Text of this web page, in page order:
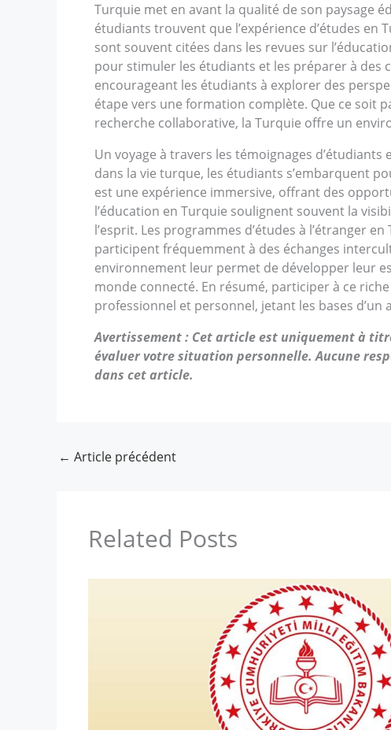
Turquie met en avant la qualité de son paysage
étudiants trouvent que l’expérience d’études
sont souvent citées dans les revues sur
pour stimuler les étudiants et les préparer à des
encourageant les étudiants à explorer des
étape vers une formation complète. Que ce soit
recherche collaborative, la Turquie offre un
Un voyage à travers les témoignages
dans la vie turque, les étudiants s’embarquent
est une expérience immersive, offrant des
l’éducation en Turquie soulignent souvent la
l’esprit. Les programmes d’études à l’étranger
participent fréquemment à des échanges
environnement leur permet de développer leur
monde connecté. En résumé, participer à ce
professionnel et personnel, jetant les bases d’un
Avertissement : Cet article est uniquement à
évaluer votre situation personnelle. Aucune
dans cet article.
← Article précédent
Related Posts